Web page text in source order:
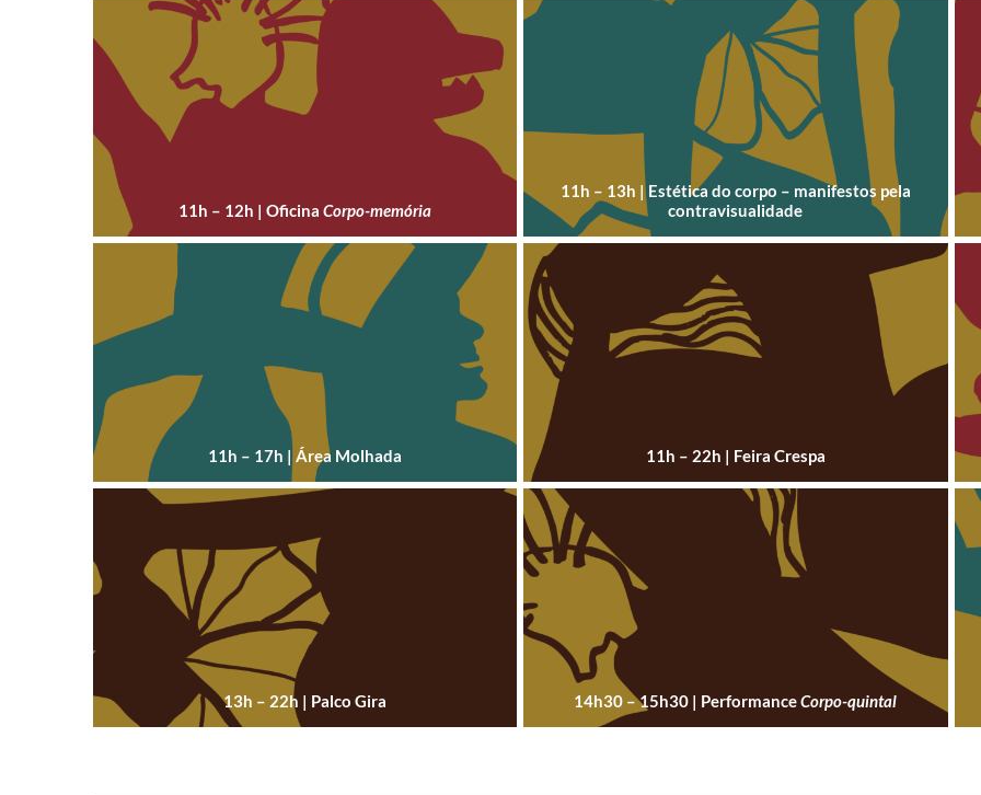
11h – 12h | OficinaCorpo-memória
11h – 13h | Estética do corpo – manifestos pela
contravisualidade
11h – 17h | Área Molhada 11h – 22h | Feira Crespa
13h – 22h | Palco Gira 14h30 – 15h30 | PerformanceCorpo-quintal